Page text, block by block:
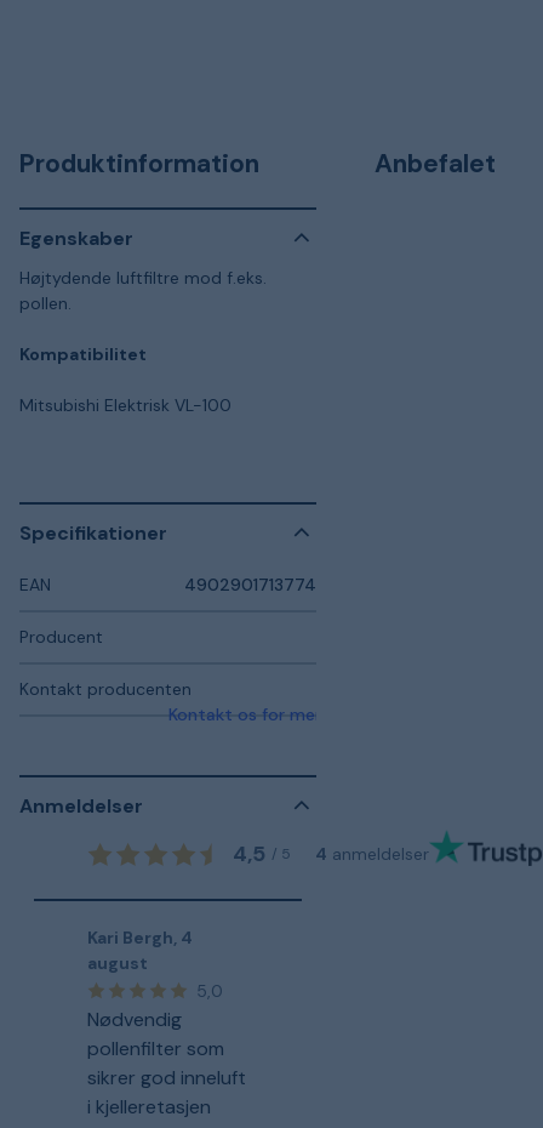
Produktinformation
Egenskaber
Højtydende luftfiltre mod f.eks.
pollen.
Kompatibilitet
Mitsubishi Elektrisk VL-100
Specifikationer
EAN 4902901713774
Producent
Kontakt producenten
Kontakt os for mere information
Anmeldelser
4,5 / 5 4 anmeldelser
Kari Bergh, 4
august
5,0
Nødvendig
pollenfilter som
sikrer god inneluft
i kjelleretasjen
Anbefalet